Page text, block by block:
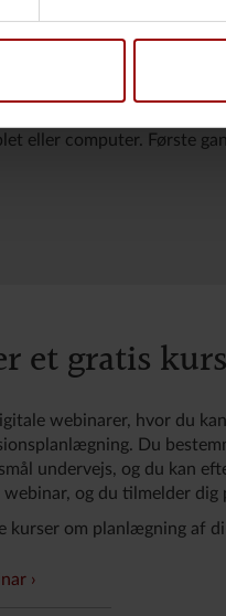
du adgang til Mit PFA,
til at tilpasse
investeringsprofil
eller computer. Første
et gratis
webinarer, hvor du
Du
undervejs, og du kan
og du tilmelder dig
kurser om planlægning af